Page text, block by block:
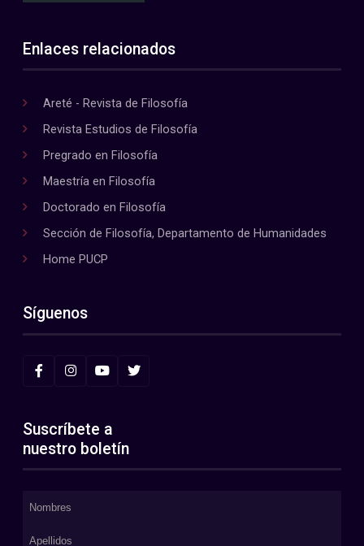
Enlaces relacionados
Areté - Revista de Filosofía
Revista Estudios de Filosofía
Pregrado en Filosofía
Maestría en Filosofía
Doctorado en Filosofía
Sección de Filosofía, Departamento de Humanidades
Home PUCP
Síguenos
Suscríbete a
nuestro boletín